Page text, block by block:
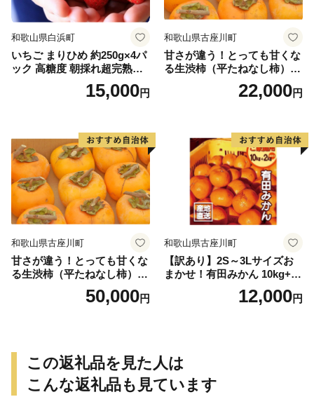
和歌山県白浜町
いちご まりひめ 約250g×4パ
ック 高糖度 朝採れ超完熟ま
りひめ 1月以降発送分
15,000円
和歌山県古座川町
甘さが違う！とっても甘くな
る生渋柿（平たねなし柿）吊
ップ付約4.5～5kg 約24～30
22,000円
和歌山県古座川町
甘さが違う！とっても甘くな
る生渋柿（平たねなし柿）吊
ップ付約14.5～15kg 約60～
50,000円
和歌山県古座川町
【訳あり】2S～3Lサイズお
まかせ！有田みかん 10kg+2k
g保証分 11月から12月下旬ま
でに順次発送致します。 / 訳
12,000円
この返礼品を見た人は
こんな返礼品も見ています